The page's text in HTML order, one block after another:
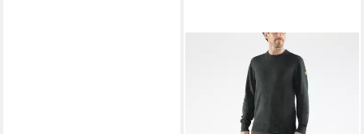
FJÄLLRÄVENStrickpullover
Pullover Övik
ab 164,99 €
189,95 €